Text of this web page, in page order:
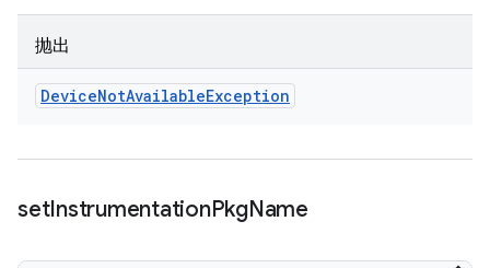
抛出
DeviceNotAvailableException
setInstrumentationPkgName